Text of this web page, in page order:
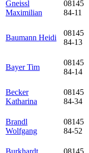
Gneissl
Maximilian
08145
84-11
Baumann Heidi
08145
84-13
Bayer Tim
08145
84-14
Becker
Katharina
08145
84-34
Brandl
Wolfgang
08145
84-52